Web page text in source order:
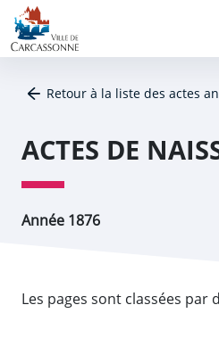
Aller au contenu
Aller au menu
Aller au plan du site
Aller à la recherche
Retour à la liste des actes
ACTES DE
Année 1876
Les pages sont classées par
Panneau de gestion des cookies